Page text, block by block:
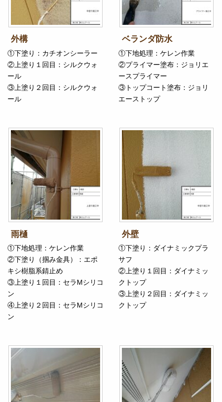
外構
①下塗り：カチオンシーラー
②上塗り１回目：シルクウォ
ール
③上塗り２回目：シルクウォ
ール
ベランダ防水
①下地処理：ケレン作業
②プライマー塗布：ジョリエ
ースプライマー
③トップコート塗布：ジョリ
エーストップ
雨樋
①下地処理：ケレン作業
②下塗り（掴み金具）：エポ
キシ樹脂系錆止め
③上塗り１回目：セラMシリコ
ン
④上塗り２回目：セラMシリコ
ン
外壁
①下塗り：ダイナミックプラ
サフ
②上塗り１回目：ダイナミッ
クトップ
③上塗り２回目：ダイナミッ
クトップ